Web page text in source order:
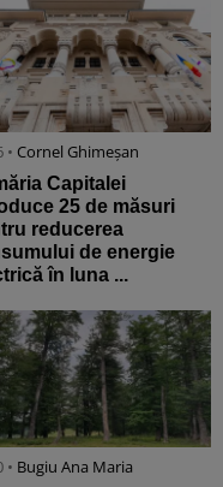
• Cornel Ghimeșan
Capitalei
25 de măsuri
reducerea
de energie
în luna ...
• Bugiu ⁠Ana Maria